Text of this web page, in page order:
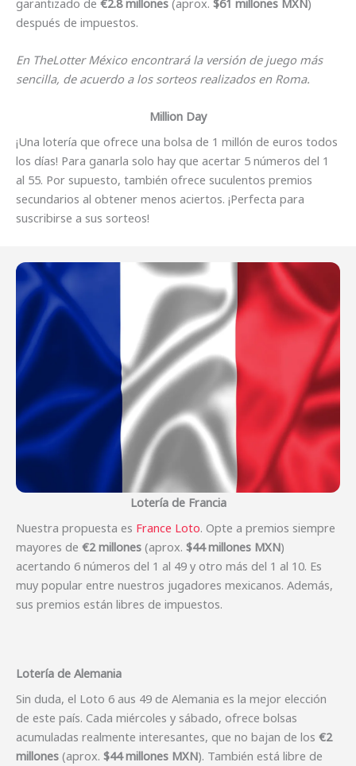
después de impuestos.
En TheLotter México encontrará la versión de juego más
sencilla, de acuerdo a los sorteos realizados en Roma.
Million Day
¡Una lotería que ofrece una bolsa de 1 millón de euros todos
los días! Para ganarla solo hay que acertar 5 números del 1
al 55. Por supuesto, también ofrece suculentos premios
secundarios al obtener menos aciertos. ¡Perfecta para
suscribirse a sus sorteos!
Lotería de Francia
Nuestra propuesta es France Loto. Opte a premios siempre
mayores de €2 millones (aprox. $44 millones MXN)
acertando 6 números del 1 al 49 y otro más del 1 al 10. Es
muy popular entre nuestros jugadores mexicanos. Además,
sus premios están libres de impuestos.
Lotería de Alemania
Sin duda, el Loto 6 aus 49 de Alemania es la mejor elección
de este país. Cada miércoles y sábado, ofrece bolsas
acumuladas realmente interesantes, que no bajan de los €2
millones (aprox. $44 millones MXN). También está libre de